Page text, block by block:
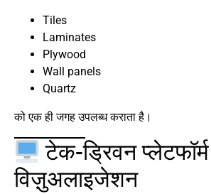
Tiles
Laminates
Plywood
Wall panels
Quartz
को एक ही जगह उपलब्ध कराता है।
टेक-ड्रिवन
विज़ुअलाइजेशन